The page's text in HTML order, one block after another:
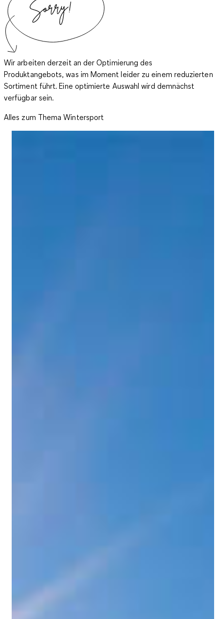
Wir arbeiten derzeit an der Optimierung des
Produktangebots, was im Moment leider zu einem reduzierten
Sortiment führt. Eine optimierte Auswahl wird demnächst
verfügbar sein.
Alles zum Thema Wintersport